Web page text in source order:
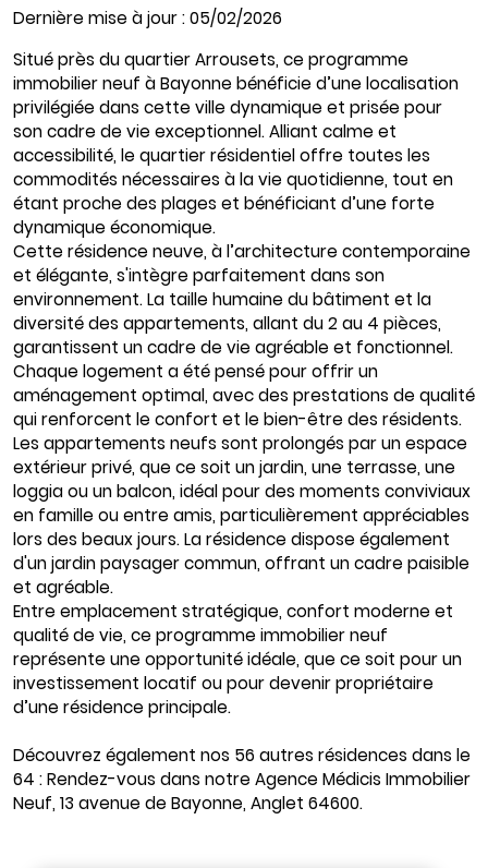
Dernière mise à jour : 05/02/2026
Situé près du quartier Arrousets, ce programme
immobilier neuf à Bayonne bénéficie d’une localisation
privilégiée dans cette ville dynamique et prisée pour
son cadre de vie exceptionnel. Alliant calme et
accessibilité, le quartier résidentiel offre toutes les
commodités nécessaires à la vie quotidienne, tout en
étant proche des plages et bénéficiant d’une forte
dynamique économique.
Cette résidence neuve, à l’architecture contemporaine
et élégante, s'intègre parfaitement dans son
environnement. La taille humaine du bâtiment et la
diversité des appartements, allant du 2 au 4 pièces,
garantissent un cadre de vie agréable et fonctionnel.
Chaque logement a été pensé pour offrir un
aménagement optimal, avec des prestations de qualité
qui renforcent le confort et le bien-être des résidents.
Les appartements neufs sont prolongés par un espace
extérieur privé, que ce soit un jardin, une terrasse, une
loggia ou un balcon, idéal pour des moments conviviaux
en famille ou entre amis, particulièrement appréciables
lors des beaux jours. La résidence dispose également
d'un jardin paysager commun, offrant un cadre paisible
et agréable.
Entre emplacement stratégique, confort moderne et
qualité de vie, ce programme immobilier neuf
représente une opportunité idéale, que ce soit pour un
investissement locatif ou pour devenir propriétaire
d’une résidence principale.
Découvrez également nos 56 autres résidences dans le
64 : Rendez-vous dans notre Agence Médicis Immobilier
Neuf, 13 avenue de Bayonne, Anglet 64600.